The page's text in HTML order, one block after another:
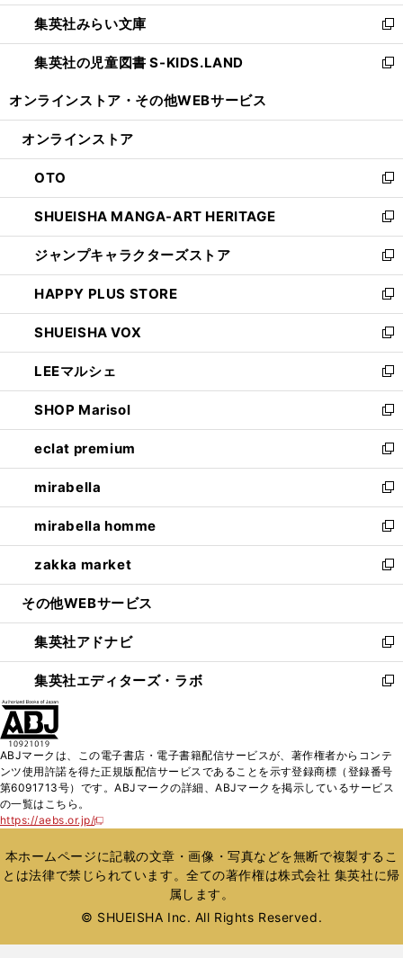
開
く
ウ
で
開
く
ン
ド
ウ
で
ウ
ィ
ン
ド
開
集英社みらい文庫
新
し
い
ン
ウ
で
開
く
集英社の児童図書 S-KIDS.LAND
新
ウ
ン
ド
ウ
で
開
く
オンラインストア・ その他WEBサービス
オンラインストア
OTO
新
し
い
ウ
ィ
ン
ド
ウ
で
開
く
SHUEISHA MANGA-ART HERITAGE
新
し
い
ウ
ィ
ン
ド
ウ
で
開
く
ジャンプキャラクターズストア
新
し
い
ウ
ィ
ン
ド
ウ
で
開
く
HAPPY PLUS STORE
新
し
い
ウ
ィ
ン
ド
ウ
で
開
く
SHUEISHA VOX
新
し
い
ウ
ィ
ン
ド
ウ
で
開
く
LEEマルシェ
新
し
い
ウ
ィ
ン
ド
ウ
で
開
く
SHOP Marisol
新
し
い
ウ
ィ
ン
ド
ウ
で
開
eclat premium
新
し
い
ウ
ィ
ン
ド
ウ
開
く
mirabella
新
し
い
ウ
ィ
ン
ウ
で
開
く
mirabella homme
新
し
い
ウ
ン
ド
ウ
で
zakka market
新
し
ウ
ィ
ン
ド
く
その他WEBサービス
集英社アドナビ
新
し
い
ド
ウ
で
集英社エディターズ・ラボ
新
ィ
ン
ド
開
く
ABJマークは、この電子書店・電子書籍配信サービスが、著作権者からコンテ
ンツ使用許諾を得た正規版配信サービスであることを示す登録商標（登録番号
第6091713号）です。ABJマークの詳細、ABJマークを掲示しているサービス
の一覧はこちら。
https://aebs.or.jp/
新
い
ウ
ィ
ウ
本ホームページに記載の文章・画像・写真などを無断で複製するこ
とは法律で禁じられています。全ての著作権は株式会社 集英社に帰
属します。
© SHUEISHA Inc. All Rights Reserved.